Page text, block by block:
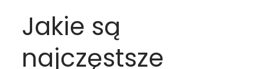
Jakie są
najczęstsze